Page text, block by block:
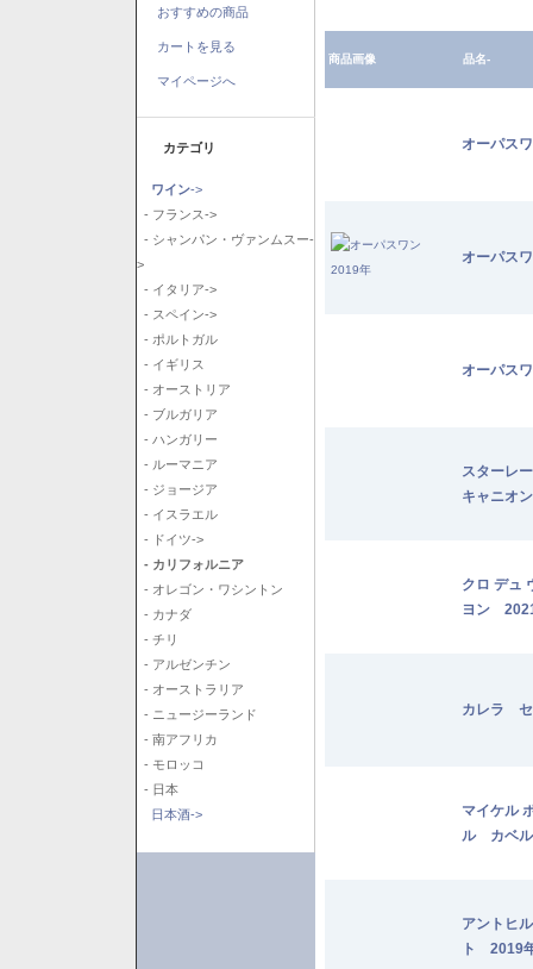
おすすめの商品
カートを見る
マイページへ
カテゴリ
ワイン->
- フランス->
- シャンパン・ヴァンムスー-
>
- イタリア->
- スペイン->
- ポルトガル
- イギリス
- オーストリア
- ブルガリア
- ハンガリー
- ルーマニア
- ジョージア
- イスラエル
- ドイツ->
- カリフォルニア
- オレゴン・ワシントン
- カナダ
- チリ
- アルゼンチン
- オーストラリア
- ニュージーランド
- 南アフリカ
- モロッコ
- 日本
日本酒->
商品画像 品名-
オーパス
オーパス
オーパス
スターレ
キャニオ
クロ デュ
ヨン
カレラ
マイケル
ル カベ
アントヒ
ト 2019